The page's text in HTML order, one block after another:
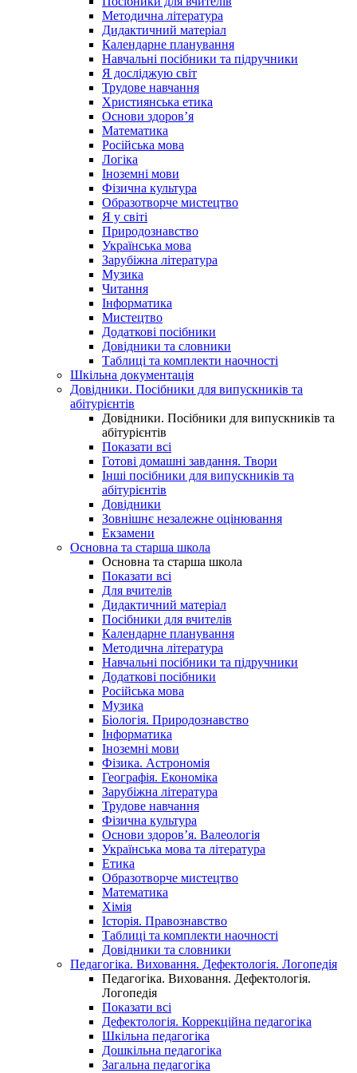
Методична література
Дидактичний матеріал
Календарне планування
Навчальні посібники та підручники
Я досліджую світ
Трудове навчання
Християнська етика
Основи здоров’я
Математика
Російська мова
Логіка
Іноземні мови
Фізична культура
Образотворче мистецтво
Я у світі
Природознавство
Українська мова
Зарубіжна література
Музика
Читання
Інформатика
Мистецтво
Додаткові посібники
Довідники та словники
Таблиці та комплекти наочності
Шкільна документація
Довідники. Посібники для випускників та
абітурієнтів
Довідники. Посібники для випускників та
абітурієнтів
Показати всі
Готові домашні завдання. Твори
Інші посібники для випускників та
абітурієнтів
Довідники
Зовнішнє незалежне оцінювання
Екзамени
Основна та старша школа
Основна та старша школа
Показати всі
Для вчителів
Дидактичний матеріал
Посібники для вчителів
Календарне планування
Методична література
Навчальні посібники та підручники
Додаткові посібники
Російська мова
Музика
Біологія. Природознавство
Інформатика
Іноземні мови
Фізика. Астрономія
Географія. Економіка
Зарубіжна література
Трудове навчання
Фізична культура
Основи здоров’я. Валеологія
Українська мова та література
Етика
Образотворче мистецтво
Математика
Хімія
Історія. Правознавство
Таблиці та комплекти наочності
Довідники та словники
Педагогіка. Виховання. Дефектологія. Логопедія
Педагогіка. Виховання. Дефектологія.
Логопедія
Показати всі
Дефектологія. Коррекційна педагогіка
Шкільна педагогіка
Дошкільна педагогіка
Загальна педагогіка